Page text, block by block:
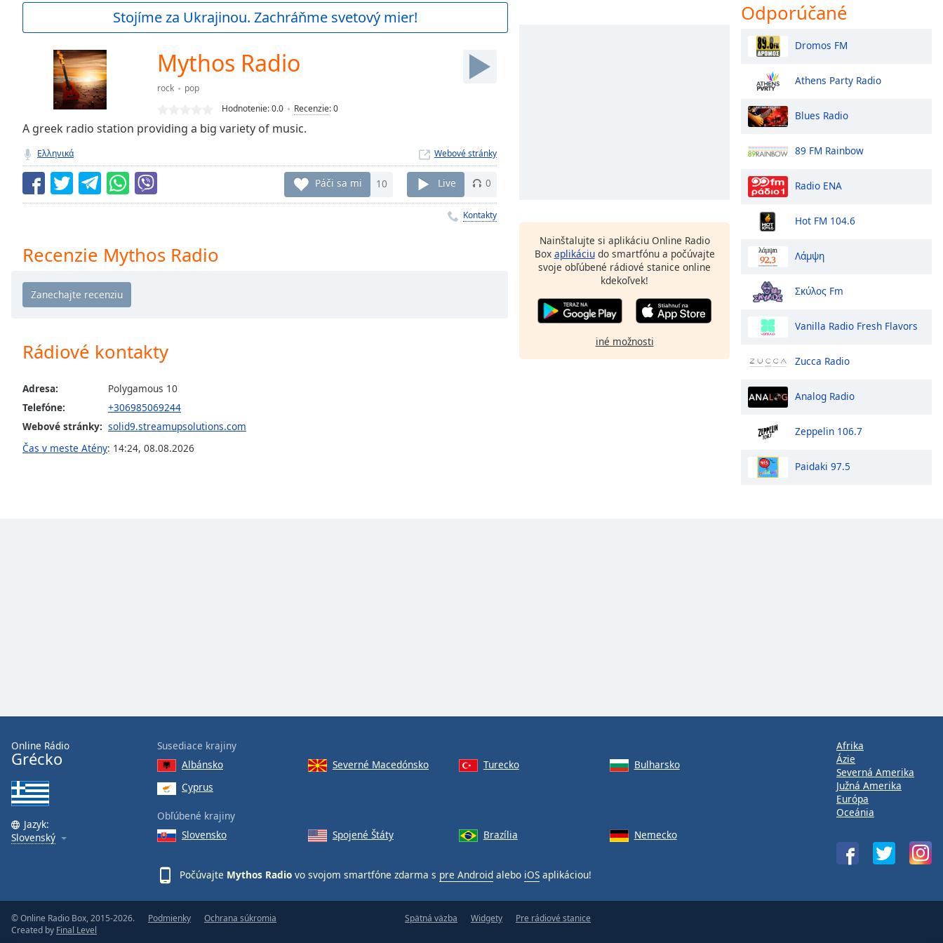
Current
-:-
TypeLIVE
live,
currently
behind
LIVE
Remaining
Playback
Rate
Chapters
off,
selected
window.
Beginning
cancel
and
Stojíme za Ukrajinou. Zachráňme svetový mier!
Mythos Radio
rock
pop
Hodnotenie:0.0 Recenzie:0
A greek radio station providing a big variety of music.
Ελληνικά Webové stránky
Páči sa mi 10 Live 0
Kontakty
Recenzie Mythos Radio
Rádiové kontakty
Adresa:
Polygamous 10
Telefóne:
+306985069244
Webové stránky: solid9.streamupsolutions.com
Čas v meste Atény: 14:24, 08.08.2026
Nainštalujte si aplikáciu Online Radio
Box aplikáciudo smartfónu a počúvajte
svoje obľúbené rádiové stanice online
kdekoľvek!
iné možnosti
Odporúčané
Dromos FM
Athens Party Radio
Blues Radio
89 FM Rainbow
Radio ENA
Hot FM 104.6
Λάμψη
Σκύλος Fm
Vanilla Radio Fresh Flavors
Zucca Radio
Analog Radio
Zeppelin 106.7
Paidaki 97.5
Online Rádio
Grécko
Jazyk:
Slovenský
Susediace krajiny
Albánsko
Severné Macedónsko Turecko
Bulharsko
Cyprus
Obľúbené krajiny
Slovensko
Spojené Štáty Brazília Nemecko
Počúvajte Mythos Radio vo svojom smartfóne zdarma s pre Android alebo iOS aplikáciou!
Afrika
Ázie
Severná Amerika
Južná Amerika
Európa
Oceánia
© Online Radio Box, 2015-2026.
Created by Final Level
Podmienky Ochrana súkromia Spätná väzba Widgety Pre rádiové stanice